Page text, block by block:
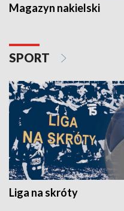
Magazyn nakielski
SPORT
Liga na skróty